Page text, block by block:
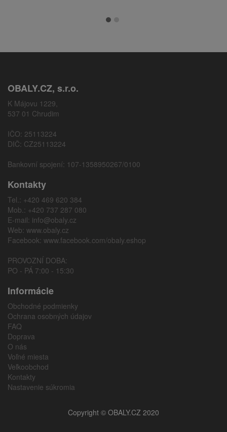
OBALY.CZ, s.r.o.
K Májovu 1229,
537 01 Chrudim
IČO: 25113224
DIČ: CZ25113224
Bankovní spojení: 107-1358950267/0100
Kontakty
Tel.: +420 469 620 384
Mob.: +420 737 287 080
E-mail: info@obaly.cz
Web: www.obaly.cz
Facebook: www.facebook.com/obaly.eshop
PROVOZNÍ DOBA:
PO - PÁ 7:00 - 15:30
Informácie
Obchodné podmienky
Ochrana osobných údajov
FAQ
Doprava
O nás
Voľné miesta
Veľkoobchod
Kontakty
Nastavenie súkromia
Copyright © OBALY.CZ 2020